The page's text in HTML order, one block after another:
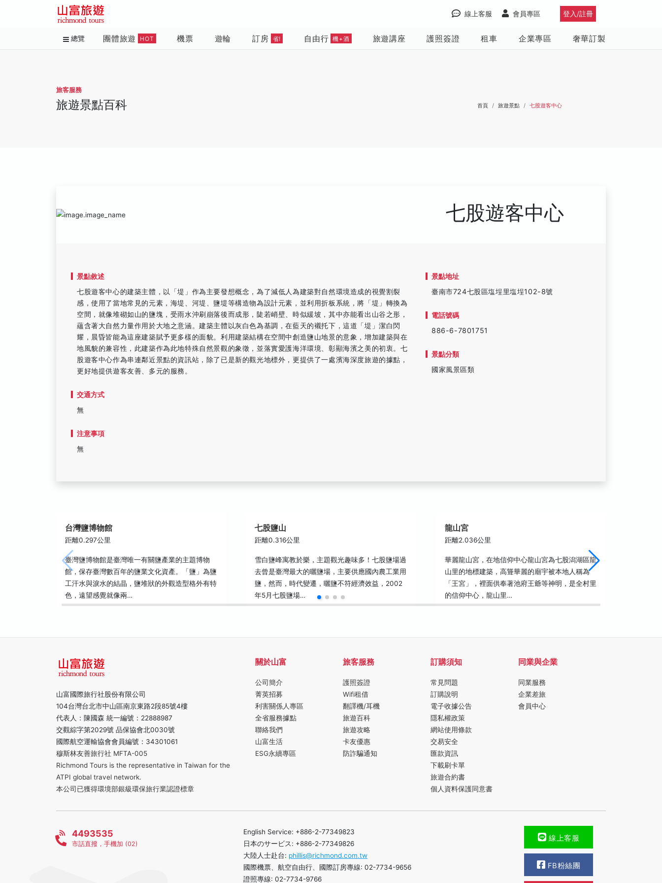
登入/註冊
會員專區
線上客服
總覽 團體旅遊 HOT 機票 遊輪 訂房 省! 自由行 機+酒 旅遊講座 護照簽證 租車 企業專區 奢華訂製
旅客服務
旅遊景點百科 首頁 旅遊景點 七股遊客中心
七股遊客中心
景點敘述
七股遊客中心的建築主體，以「堤」作為主要發想概念，為了減低人為建築對自然環境造成的視覺割裂
感，使用了當地常見的元素，海堤、河堤、鹽堤等構造物為設計元素，並利用折板系統，將「堤」轉換為
空間，就像堆砌如山的鹽塊，受雨水沖刷崩落後而成形，陡若峭壁、時似緩坡，其中亦能看出山谷之形，
蘊含著大自然力量作用於大地之意涵。建築主體以灰白色為基調，在藍天的襯托下，這道「堤」潔白閃
耀，晨昏皆能為這座建築賦予更多樣的面貌。利用建築結構在空間中創造鹽山地景的意象，增加建築與在
地風貌的兼容性，此建築作為此地特殊自然景觀的象徵，並落實愛護海洋環境、彰顯海濱之美的初衷。七
股遊客中心作為串連鄰近景點的資訊站，除了已是新的觀光地標外，更提供了一處濱海深度旅遊的據點，
更好地提供遊客友善、多元的服務。
交通方式
無
注意事項
無
景點地址
臺南市724七股區塩埕里塩埕102-8號
電話號碼
886-6-7801751
景點分類
國家風景區類
台灣鹽博物館
距離0.297公里
臺灣鹽博物館是臺灣唯一有關鹽產業的主題博物
館，保存臺灣數百年的鹽業文化資產。「鹽」為鹽
工汗水與淚水的結晶，鹽堆狀的外觀造型格外有特
色，遠望感覺就像兩…
七股鹽山
距離0.316公里
雪白鹽峰寓教於樂，主題觀光趣味多！七股鹽場過
去曾是臺灣最大的曬鹽場，主要供應國內農工業用
鹽，然而，時代變遷，曬鹽不符經濟效益，2002
年5月七股鹽場…
龍山宮
距離2.036公里
華麗龍山宮，在地信仰中心龍山宮為七股潟湖區龍
山里的地標建築，高聳華麗的廟宇被本地人稱為
「王宮」，裡面供奉著池府王爺等神明，是全村里
的信仰中心，龍山里…
山富國際旅行社股份有限公司
104台灣台北市中山區南京東路2段85號4樓
代表人：陳國森 統一編號：22888987
交觀綜字第2029號 品保協會北0030號
國際航空運輸協會會員編號：34301061
穆斯林友善旅行社 MFTA-005
Richmond Tours is the representative in Taiwan for the
ATPI global travel network.
本公司已獲得環境部銀級環保旅行業認證標章
關於山富
公司簡介
菁英招募
利害關係人專區
全省服務據點
聯絡我們
山富生活
ESG永續專區
旅客服務
護照簽證
Wifi租借
翻譯機/耳機
旅遊百科
旅遊攻略
卡友優惠
防詐騙通知
訂購須知
常見問題
訂購說明
電子收據公告
隱私權政策
網站使用條款
交易安全
匯款資訊
下載刷卡單
旅遊合約書
個人資料保護同意書
同業與企業
同業服務
企業差旅
會員中心
4493535
市話直撥，手機加 (02)
English Service: +886-2-77349823
日本のサービス: +886-2-77349826
大陸人士赴台: phillis@richmond.com.tw
國際機票、航空自由行、國際訂房專線: 02-7734-9656
證照專線: 02-7734-9766
線上客服
FB粉絲團